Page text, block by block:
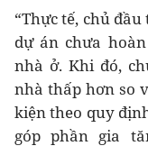
“Thực tế, chủ
dự án chưa
nhà ở. Khi đó,
nhà thấp hơn so
kiện theo quy
góp phần gia